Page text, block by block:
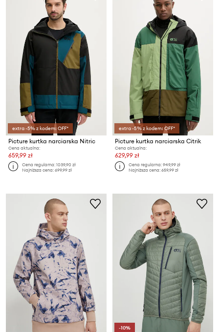
extra -5% z kodem: OFF*
Picture kurtka narciarska Nitric
Cena aktualna:
659,99 zł
Cena regularna:1039,90 zł
Najniższa cena:699,99 zł
extra -5% z kodem: OFF*
Picture kurtka narciarska Citrik
Cena aktualna:
629,99 zł
Cena regularna:949,99 zł
Najniższa cena:659,99 zł
-10%